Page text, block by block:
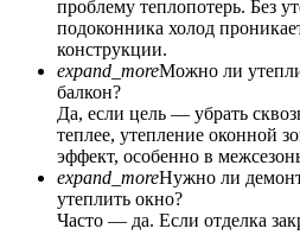
проблему теплопотерь. Без
подоконника холод
конструкции.
expand_moreМожно ли
балкон?
Да, если цель — убрать
теплее, утепление оконной
эффект, особенно в
expand_moreНужно ли
утеплить окно?
Часто — да. Если отделка